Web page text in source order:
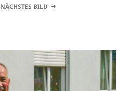
NÄCHSTES BILD